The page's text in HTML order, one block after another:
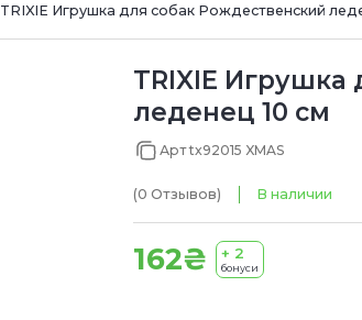
TRIXIE Игрушка для собак Рождественский
TRIXIE Игрушка
леденец 10 см
Арт tx92015 XMAS
(0 Отзывов) В наличии
162₴ + 2
бонуси